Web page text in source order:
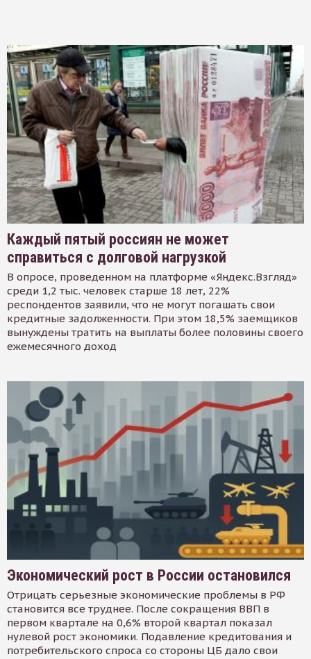
Каждый пятый россиян не может
справиться с долговой нагрузкой
В опросе, проведенном на платформе «Яндекс.Взгляд»
среди 1,2 тыс. человек старше 18 лет, 22%
респондентов заявили, что не могут погашать свои
кредитные задолженности. При этом 18,5% заемщиков
вынуждены тратить на выплаты более половины своего
ежемесячного доход
Экономический рост в России остановился
Отрицать серьезные экономические проблемы в РФ
становится все труднее. После сокращения ВВП в
первом квартале на 0,6% второй квартал показал
нулевой рост экономики. Подавление кредитования и
потребительского спроса со стороны ЦБ дало свои